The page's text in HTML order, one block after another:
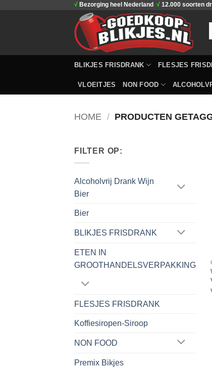
√ Bezorging heel Nederland √ 12.000 soorten
BLIKJES FRISDRANK FLESJES
VLOEITJES NON FOOD
HOME / PRODUCTEN
FILTER OP:
Alcoholvrij Drank Wijn
Bier
Bier
BLIKJES FRISDRANK
ETEN IN
GROOTHANDELSVERPAKKING
FLESJES FRISDRANK
Koffiesiropen-Siroop
NON FOOD
Premix Bikjes